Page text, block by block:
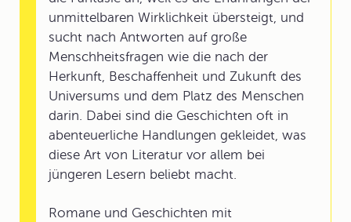
unmittelbaren Wirklichkeit übersteigt, und
sucht nach Antworten auf große
Menschheitsfragen wie die nach der
Herkunft, Beschaffenheit und Zukunft des
Universums und dem Platz des Menschen
darin. Dabei sind die Geschichten oft in
abenteuerliche Handlungen gekleidet, was
diese Art von Literatur vor allem bei
jüngeren Lesern beliebt macht.
Romane und Geschichten mit